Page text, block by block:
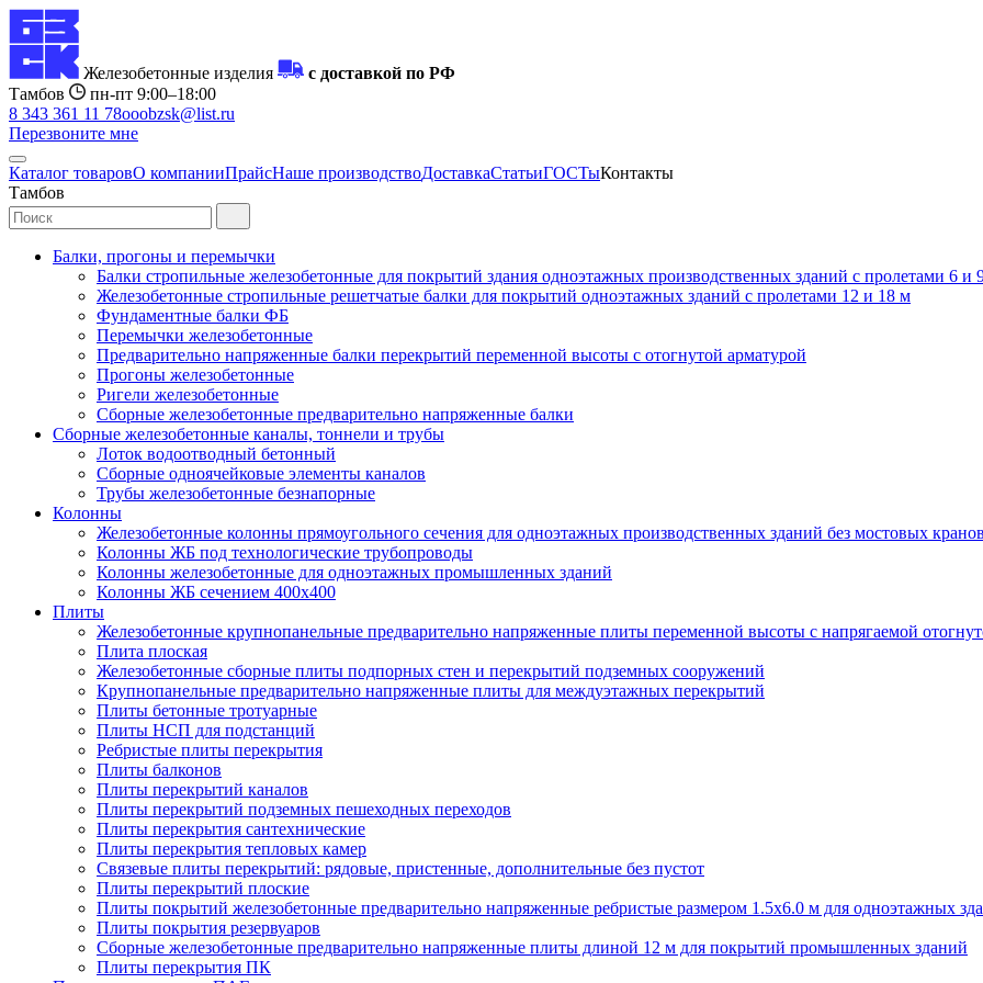
Железобетонные изделия
с доставкой по РФ
Тамбов
пн-пт 9:00–18:00
8 343 361 11 78ooobzsk@list.ru
Перезвоните мне
Каталог товаровО компанииПрайсНаше производствоДоставкаСтатьиГОСТыКонтакты
Тамбов
Балки, прогоны и перемычки
Балки стропильные железобетонные для покрытий здания одноэтажных производственных зданий с пролетами 6
Железобетонные стропильные решетчатые балки для покрытий одноэтажных зданий с пролетами 12 и 18 м
Фундаментные балки ФБ
Перемычки железобетонные
Предварительно напряженные балки перекрытий переменной высоты с отогнутой арматурой
Прогоны железобетонные
Ригели железобетонные
Сборные железобетонные предварительно напряженные балки
Сборные железобетонные каналы, тоннели и трубы
Лоток водоотводный бетонный
Сборные одноячейковые элементы каналов
Трубы железобетонные безнапорные
Колонны
Железобетонные колонны прямоугольного сечения для одноэтажных производственных зданий без мостовых кранов
Колонны ЖБ под технологические трубопроводы
Колонны железобетонные для одноэтажных промышленных зданий
Колонны ЖБ сечением 400х400
Плиты
Железобетонные крупнопанельные предварительно напряженные плиты переменной высоты с напрягаемой
Плита плоская
Железобетонные сборные плиты подпорных стен и перекрытий подземных сооружений
Крупнопанельные предварительно напряженные плиты для междуэтажных перекрытий
Плиты бетонные тротуарные
Плиты НСП для подстанций
Ребристые плиты перекрытия
Плиты балконов
Плиты перекрытий каналов
Плиты перекрытий подземных пешеходных переходов
Плиты перекрытия сантехнические
Плиты перекрытия тепловых камер
Связевые плиты перекрытий: рядовые, пристенные, дополнительные без пустот
Плиты перекрытий плоские
Плиты покрытий железобетонные предварительно напряженные ребристые размером 1.5х6.0 м для одноэтажных
Плиты покрытия резервуаров
Сборные железобетонные предварительно напряженные плиты длиной 12 м для покрытий промышленных зданий
Плиты перекрытия ПК